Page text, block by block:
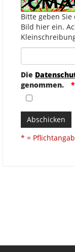
Bitte geben
Bild hier ein.
Die
genommen.
Abschicken
* =